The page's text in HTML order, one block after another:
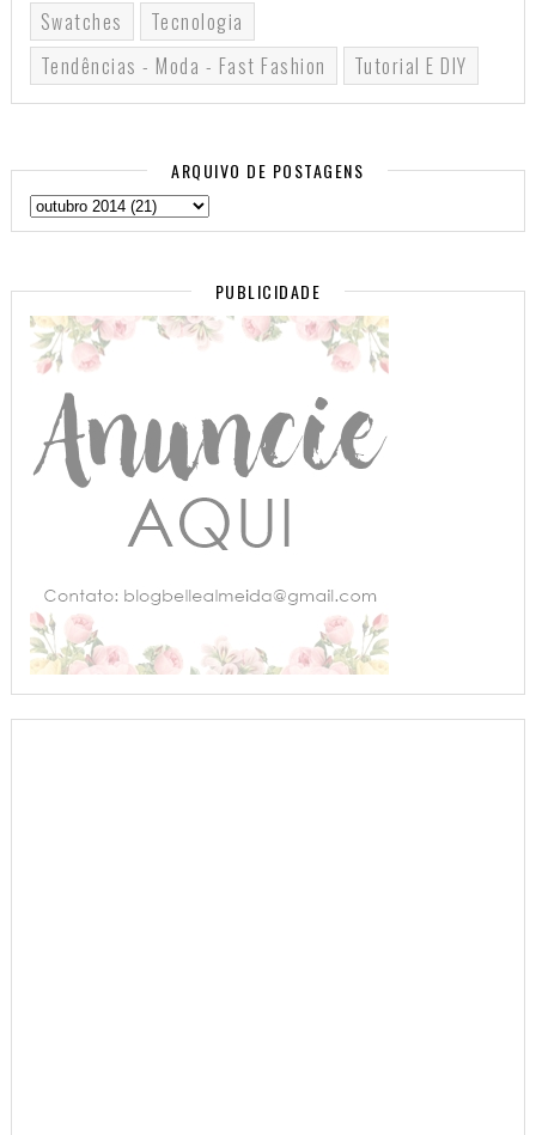
Swatches
Tecnologia
Tendências - Moda - Fast Fashion
Tutorial E DIY
ARQUIVO DE POSTAGENS
PUBLICIDADE